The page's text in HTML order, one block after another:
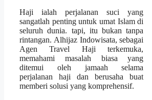
Haji ialah perjalanan suci yang
sangatlah penting untuk umat Islam di
seluruh dunia. tapi, itu bukan tanpa
rintangan. Alhijaz Indowisata, sebagai
Agen Travel Haji terkemuka,
memahami masalah biasa yang
ditemui oleh jamaah selama
perjalanan haji dan berusaha buat
memberi solusi yang komprehensif.